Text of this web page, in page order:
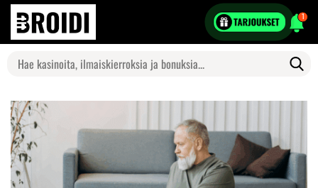
1
Search